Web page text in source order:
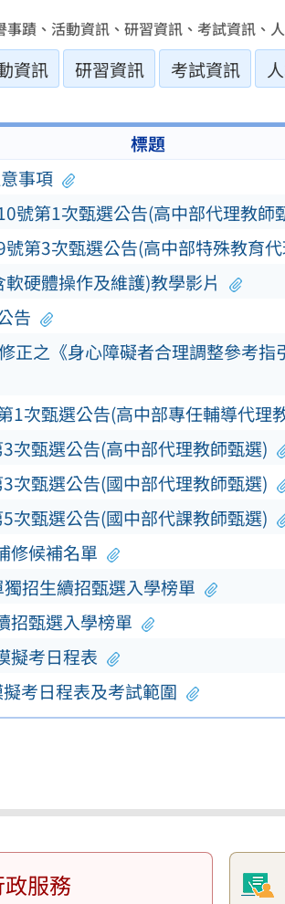
蹟、活動資訊、研習資訊、考試資訊、
資訊 研習資訊 考試資訊
標題
事項
號第1次甄選公告(高中部代理教師
第3次甄選公告(高中部特殊教育
硬體操作及維護)教學影片
告
正之《身心障礙者合理調整參考指
1次甄選公告(高中部專任輔導代理
次甄選公告(高中部代理教師甄選)
次甄選公告(國中部代理教師甄選)
次甄選公告(國中部代課教師甄選)
修候補名單
招生續招甄選入學榜單
招甄選入學榜單
擬考日程表
考日程表及考試範圍
服務